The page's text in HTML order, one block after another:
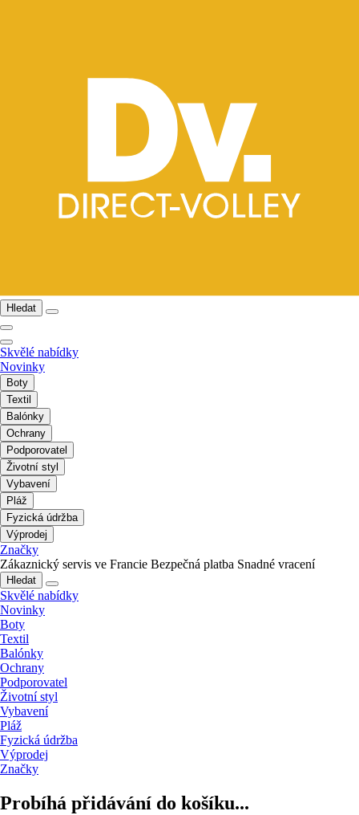
Hledat
Skvělé nabídky
Novinky
Boty
Textil
Balónky
Ochrany
Podporovatel
Životní styl
Vybavení
Pláž
Fyzická údržba
Výprodej
Značky
Zákaznický servis ve Francie Bezpečná platba Snadné vracení
Hledat
Skvělé nabídky
Novinky
Boty
Textil
Balónky
Ochrany
Podporovatel
Životní styl
Vybavení
Pláž
Fyzická údržba
Výprodej
Značky
Probíhá přidávání do košíku...